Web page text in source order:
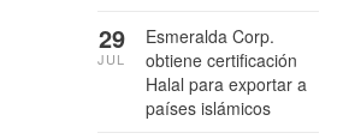
Esmeralda Corp.
obtiene certificación
Halal para exportar a
países islámicos
29
JUL